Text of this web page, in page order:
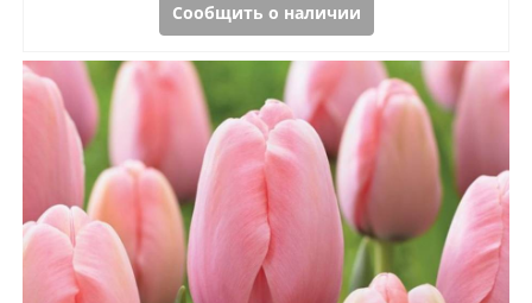
Сообщить о наличии